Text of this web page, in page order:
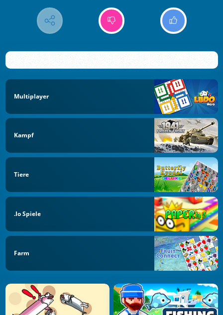
Multiplayer
Kampf
Tiere
.io Spiele
Farm